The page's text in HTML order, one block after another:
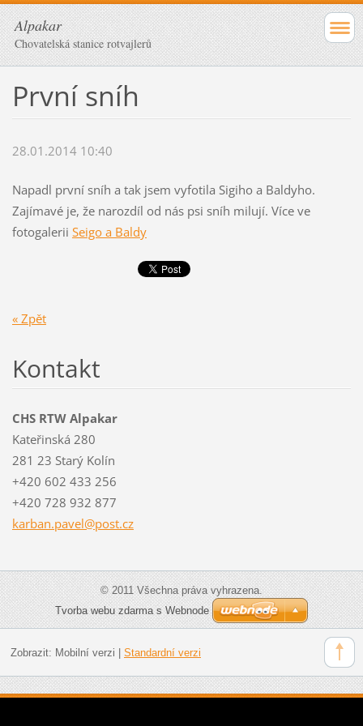
Alpakar
Chovatelská stanice rotvajlerů
První sníh
28.01.2014 10:40
Napadl první sníh a tak jsem vyfotila Sigiho a Baldyho.
Zajímavé je, že narozdíl od nás psi sníh milují. Více ve
fotogalerii Seigo a Baldy
« Zpět
Kontakt
CHS RTW Alpakar
Kateřinská 280
281 23 Starý Kolín
+420 602 433 256
+420 728 932 877
karban.pavel@post.cz
© 2011 Všechna práva vyhrazena.
Tvorba webu zdarma s Webnode
Zobrazit: Mobilní verzi Standardní verzi